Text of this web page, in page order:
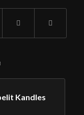
Kandles